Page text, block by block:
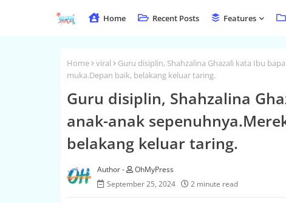
Home Recent Posts Features
Home viral
Guru disiplin, Shahzalina Ghazali kata Ibu
muka.Depan baik, belakang keluar taring.
Guru disiplin, Shahzalina
anak-anak
belakang keluar taring.
OhMyPress
September 25, 2024
2 minute read